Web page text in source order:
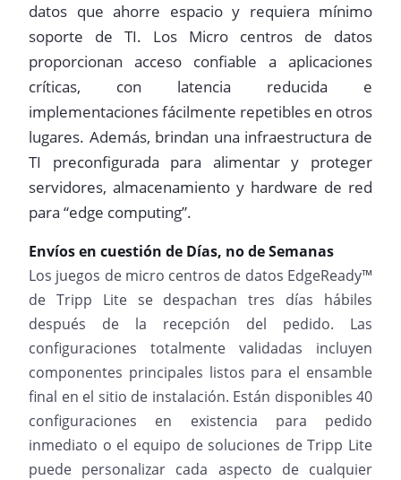
datos que ahorre espacio y requiera mínimo
soporte de TI. Los Micro centros de datos
proporcionan acceso confiable a aplicaciones
críticas, con latencia reducida e
implementaciones fácilmente repetibles en otros
lugares. Además, brindan una infraestructura de
TI preconfigurada para alimentar y proteger
servidores, almacenamiento y hardware de red
para “edge computing”.
Envíos en cuestión de Días, no de Semanas
Los juegos de micro centros de datos EdgeReady™
de Tripp Lite se despachan tres días hábiles
después de la recepción del pedido. Las
configuraciones totalmente validadas incluyen
componentes principales listos para el ensamble
final en el sitio de instalación. Están disponibles 40
configuraciones en existencia para pedido
inmediato o el equipo de soluciones de Tripp Lite
puede personalizar cada aspecto de cualquier